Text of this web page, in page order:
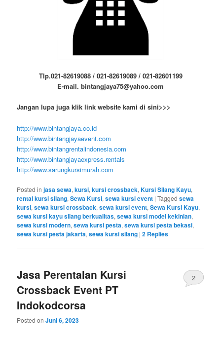
Tlp.021-82619088 / 021-82619089 / 021-82601199
E-mail. bintangjaya75@yahoo.com
Jangan lupa juga klik link website kami di sini>>>
http://www.bintangjaya.co.id
http://www.bintangjayaevent.com
http://www.bintangrentalindonesia.com
http://www.bintangjayaexpress.rentals
http://www.sarungkursimurah.com
Posted in jasa sewa,kursi,kursi crossback,Kursi Silang Kayu,
rental kursi silang,Sewa Kursi,sewa kursi event |Tagged sewa
kursi,sewa kursi crossback,sewa kursi event,Sewa Kursi Kayu,
sewa kursi kayu silang berkualitas,sewa kursi model kekinian,
sewa kursi modern,sewa kursi pesta,sewa kursi pesta bekasi,
sewa kursi pesta jakarta,sewa kursi silang |2 Replies
Jasa Perentalan Kursi
Crossback Event PT
Indokodcorsa
Posted onJuni 6, 2023
2